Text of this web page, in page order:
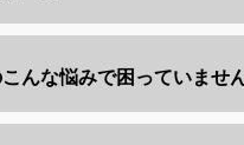
んな悩みで困っていませ